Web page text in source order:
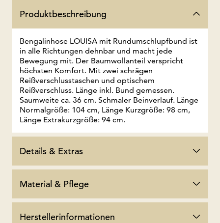
Produktbeschreibung
Bengalinhose LOUISA mit Rundumschlupfbund ist
in alle Richtungen dehnbar und macht jede
Bewegung mit. Der Baumwollanteil verspricht
höchsten Komfort. Mit zwei schrägen
Reißverschlusstaschen und optischem
Reißverschluss. Länge inkl. Bund gemessen.
Saumweite ca. 36 cm. Schmaler Beinverlauf. Länge
Normalgröße: 104 cm, Länge Kurzgröße: 98 cm,
Länge Extrakurzgröße: 94 cm.
Details & Extras
Material & Pflege
Herstellerinformationen